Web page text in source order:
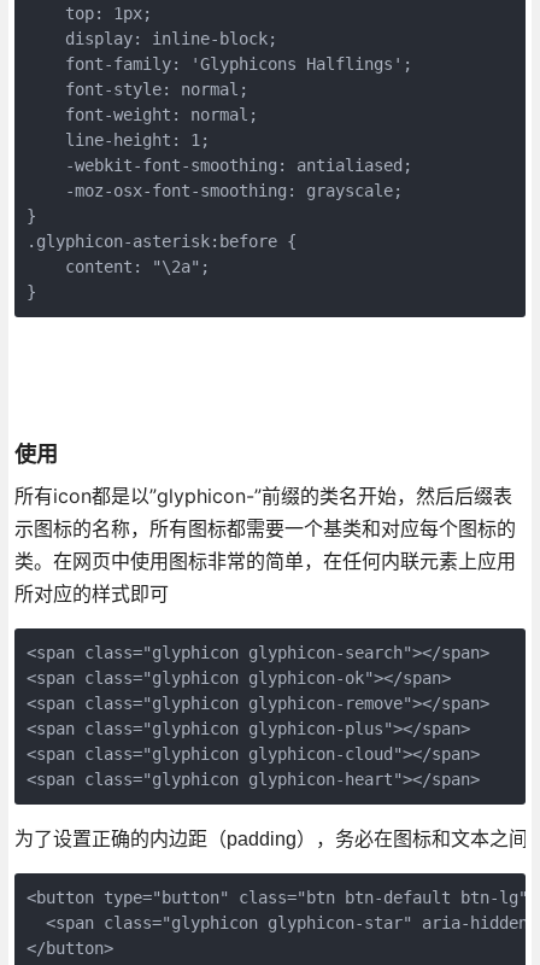
    top: 1px;
    display: inline-block;
    font-family: 'Glyphicons Halflings';
    font-style: normal;
    font-weight: normal;
    line-height: 1;
    -webkit-font-smoothing: antialiased;
    -moz-osx-font-smoothing: grayscale;
}
.glyphicon-asterisk:before {
    content: "\2a";
}
使用
所有icon都是以”glyphicon-”前缀的类名开始，然后后缀表
示图标的名称，所有图标都需要一个基类和对应每个图标的
类。在网页中使用图标非常的简单，在任何内联元素上应用
所对应的样式即可
<span class="glyphicon glyphicon-search"></span>
<span class="glyphicon glyphicon-ok"></span>
<span class="glyphicon glyphicon-remove"></span>
<span class="glyphicon glyphicon-plus"></span>
<span class="glyphicon glyphicon-cloud"></span>
<span class="glyphicon glyphicon-heart"></span>
为了设置正确的内边距（padding），务必在图标和文本之间
<button type="button" class="btn btn-default btn-lg">
<span class="glyphicon glyphicon-star" aria-
</button>